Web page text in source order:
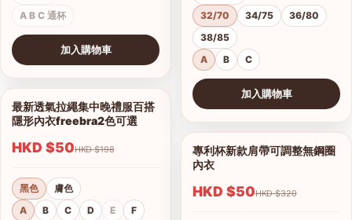
A B C 通杯
加入購物車
1/6
查看圖片
最新透氣拉繩集中晚禮服百搭
隱形內衣freebra2色可選
HKD $50 HKD $198
黑色
膚色
A
B C D E F
32/70
34/75
36/80
38/85
A
B C
加入購物車
1/9
查看圖片
專利杯新款肩帶可調整無鋼圈
內衣
HKD $50 HKD $320